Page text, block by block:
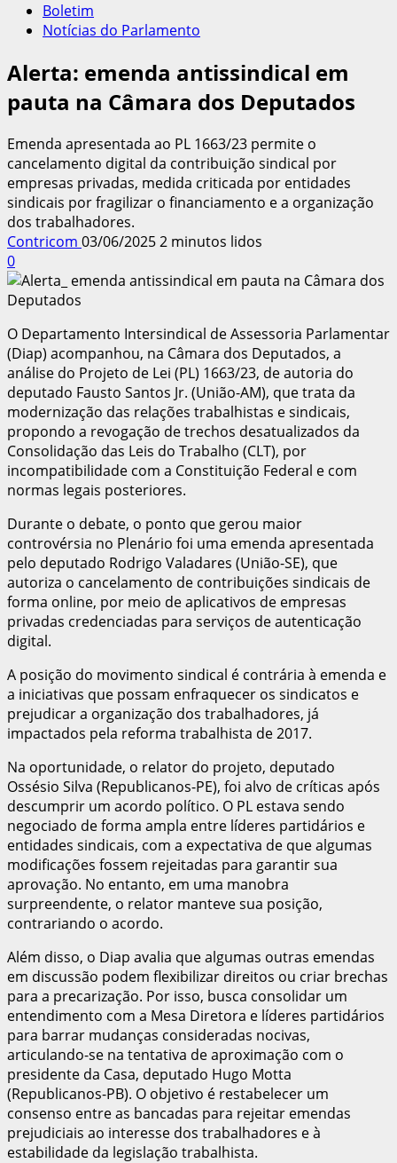
Boletim
Notícias do Parlamento
Alerta: emenda antissindical em
pauta na Câmara dos Deputados
Emenda apresentada ao PL 1663/23 permite o
cancelamento digital da contribuição sindical por
empresas privadas, medida criticada por entidades
sindicais por fragilizar o financiamento e a organização
dos trabalhadores.
Contricom 03/06/20252 minutos lidos
0
O Departamento Intersindical de Assessoria Parlamentar
(Diap) acompanhou, na Câmara dos Deputados, a
análise do Projeto de Lei (PL) 1663/23, de autoria do
deputado Fausto Santos Jr. (União-AM), que trata da
modernização das relações trabalhistas e sindicais,
propondo a revogação de trechos desatualizados da
Consolidação das Leis do Trabalho (CLT), por
incompatibilidade com a Constituição Federal e com
normas legais posteriores.
Durante o debate, o ponto que gerou maior
controvérsia no Plenário foi uma emenda apresentada
pelo deputado Rodrigo Valadares (União-SE), que
autoriza o cancelamento de contribuições sindicais de
forma online, por meio de aplicativos de empresas
privadas credenciadas para serviços de autenticação
digital.
A posição do movimento sindical é contrária à emenda e
a iniciativas que possam enfraquecer os sindicatos e
prejudicar a organização dos trabalhadores, já
impactados pela reforma trabalhista de 2017.
Na oportunidade, o relator do projeto, deputado
Ossésio Silva (Republicanos-PE), foi alvo de críticas após
descumprir um acordo político. O PL estava sendo
negociado de forma ampla entre líderes partidários e
entidades sindicais, com a expectativa de que algumas
modificações fossem rejeitadas para garantir sua
aprovação. No entanto, em uma manobra
surpreendente, o relator manteve sua posição,
contrariando o acordo.
Além disso, o Diap avalia que algumas outras emendas
em discussão podem flexibilizar direitos ou criar brechas
para a precarização. Por isso, busca consolidar um
entendimento com a Mesa Diretora e líderes partidários
para barrar mudanças consideradas nocivas,
articulando-se na tentativa de aproximação com o
presidente da Casa, deputado Hugo Motta
(Republicanos-PB). O objetivo é restabelecer um
consenso entre as bancadas para rejeitar emendas
prejudiciais ao interesse dos trabalhadores e à
estabilidade da legislação trabalhista.